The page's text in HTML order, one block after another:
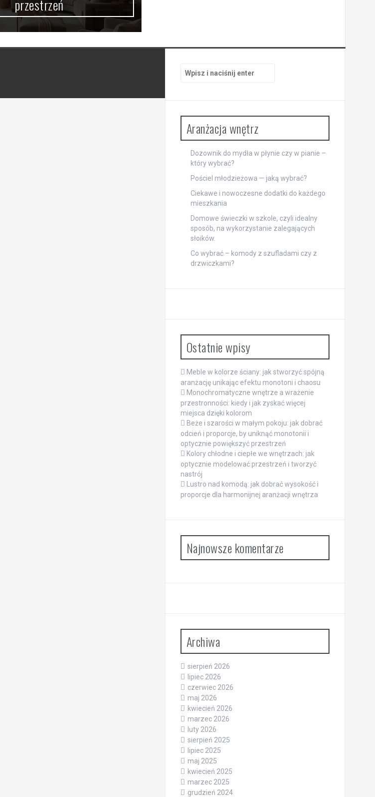
przestrzeń
Aranżacja wnętrz
Dozownik do mydła w płynie czy w pianie –
który wybrać?
Pościel młodzieżowa — jaką wybrać?
Ciekawe i nowoczesne dodatki do każdego
mieszkania
Domowe świeczki w szkole, czyli idealny
sposób, na wykorzystanie zalegających
słoików.
Co wybrać – komody z szufladami czy z
drzwiczkami?
Ostatnie wpisy
Meble w kolorze ściany: jak stworzyć spójną
aranżację unikając efektu monotoni i chaosu
Monochromatyczne wnętrze a wrażenie
przestronności: kiedy i jak zyskać więcej
miejsca dzięki kolorom
Beże i szarości w małym pokoju: jak dobrać
odcień i proporcje, by uniknąć monotonii i
optycznie powiększyć przestrzeń
Kolory chłodne i ciepłe we wnętrzach: jak
optycznie modelować przestrzeń i tworzyć
nastrój
Lustro nad komodą: jak dobrać wysokość i
proporcje dla harmonijnej aranżacji wnętrza
Najnowsze komentarze
Archiwa
sierpień 2026
lipiec 2026
czerwiec 2026
maj 2026
kwiecień 2026
marzec 2026
luty 2026
sierpień 2025
lipiec 2025
maj 2025
kwiecień 2025
marzec 2025
grudzień 2024